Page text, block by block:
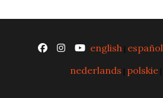
english | español
nederlands | polskie|